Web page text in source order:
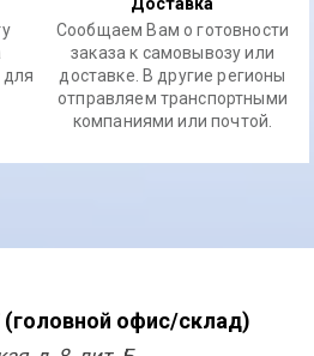
для
Сообщаем Вам о готовности
заказа к самовывозу или
доставке. В другие регионы
отправляем транспортными
компаниями или почтой.
офис/склад)